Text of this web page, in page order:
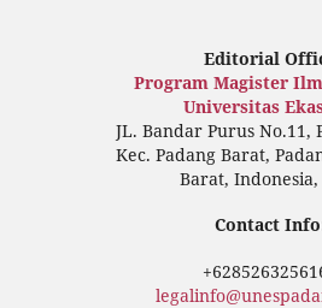
Editorial
Program Magister
Universitas
JL. Bandar Purus No.11,
Kec. Padang Barat,
Barat, Indonesia,
Contact